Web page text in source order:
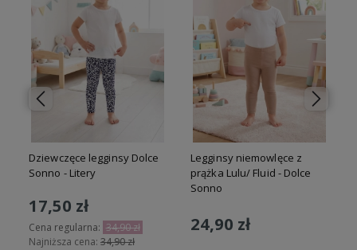
Dziewczęce legginsy Dolce
Sonno - Litery
17,50 zł
Cena regularna: 34,90 zł
Najniższa cena: 34,90 zł
Legginsy niemowlęce z
prążka Lulu/ Fluid - Dolce
Sonno
24,90 zł